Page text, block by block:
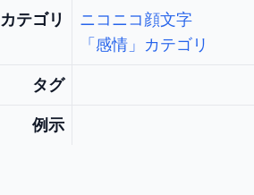
カテゴリ
ニコニコ顔文字
「感情」カテゴリ
タグ
例示